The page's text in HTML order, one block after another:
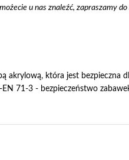
u nas znaleźć, zapraszamy
akrylową, która jest bezpieczna
71-3 - bezpieczeństwo